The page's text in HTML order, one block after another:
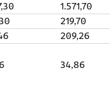
1.571,70
219,70
209,26
34,86